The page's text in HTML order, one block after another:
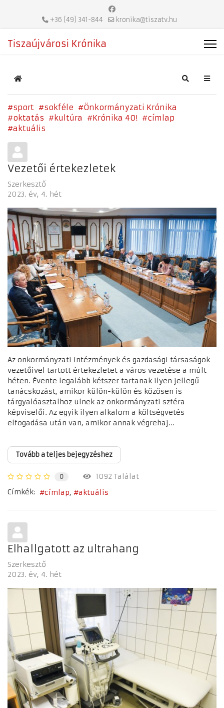
+36 (49) 341-844 kronika@tiszatv.hu
Tiszaújvárosi Krónika
Home Search
sport sokféle
Önkormányzati Krónika
oktatás
kultúra Krónika 40!
címlap
aktuális
Vezetői értekezletek
Szerkesztő
2023. év 4. hét
Az önkormányzati intézmények és gazdasági társaságok
vezetőivel tartott értekezletet a város vezetése a múlt
héten. Évente legalább kétszer tartanak ilyen jellegű
tanácskozást, amikor külön-külön és közösen is
tárgyalóasztalhoz ülnek az önkormányzati szféra
képviselői. Az egyik ilyen alkalom a költségvetés
elfogadása után van, amikor annak végrehaj...
Tovább a teljes bejegyzéshez
0
1092 Találat
Címkék:
címlap aktuális
Elhallgatott az ultrahang
Szerkesztő
2023. év 4. hét